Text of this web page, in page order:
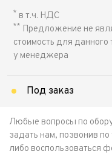
* в т.ч. НДС
** Предложение не
стоимость для данного
у менеджера
Под заказ
Любые вопросы по
задать нам, позвонив
либо воспользоваться